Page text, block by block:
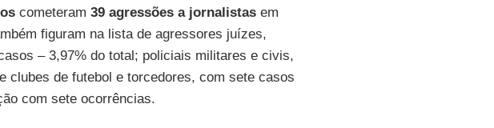
cometeram 39 agressões a jornalistasem
figuram na lista de agressores juízes,
– 3,97% do total; policiais militares e civis,
clubes de futebol e torcedores, com sete casos
com sete ocorrências.